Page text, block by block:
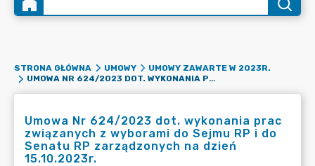
STRONA GŁÓWNA UMOWY
UMOWY ZAWARTE W 2023R.
UMOWA NR 624/2023 DOT. WYKONANIA PRAC ZWIĄZANYCH Z WYBORAMI DO SEJMU RP I DO SENATU RP ZARZĄDZONYCH NA DZIEŃ 15.10.2023R.
Umowa Nr 624/2023 dot. wykonania prac
związanych z wyborami do Sejmu RP i do
Senatu RP zarządzonych na dzień
15.10.2023r.